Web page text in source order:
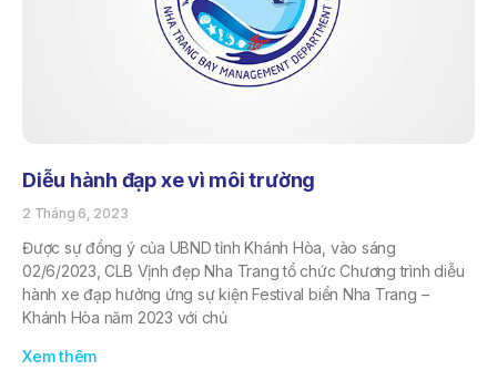
Diễu hành đạp xe vì môi trường
2 Tháng 6, 2023
Được sự đồng ý của UBND tỉnh Khánh Hòa, vào sáng
02/6/2023, CLB Vịnh đẹp Nha Trang tổ chức Chương trình diễu
hành xe đạp hưởng ứng sự kiện Festival biển Nha Trang –
Khánh Hòa năm 2023 với chủ
Xem thêm